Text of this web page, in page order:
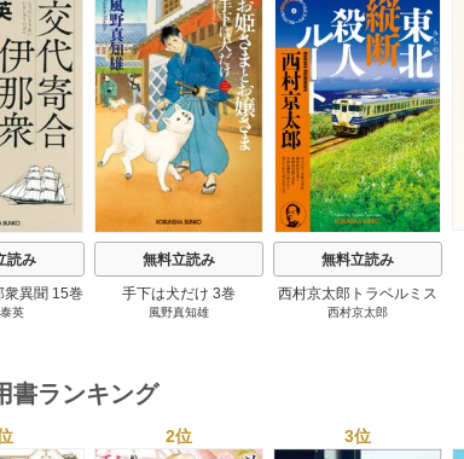
読み
衆異聞 15巻
英
無料立読み
手下は犬だけ 3巻
風野真知雄
無料立読み
西村京太郎トラベルミス
テリー・セレクション 2
西村京太郎
書ランキング
2位 3位